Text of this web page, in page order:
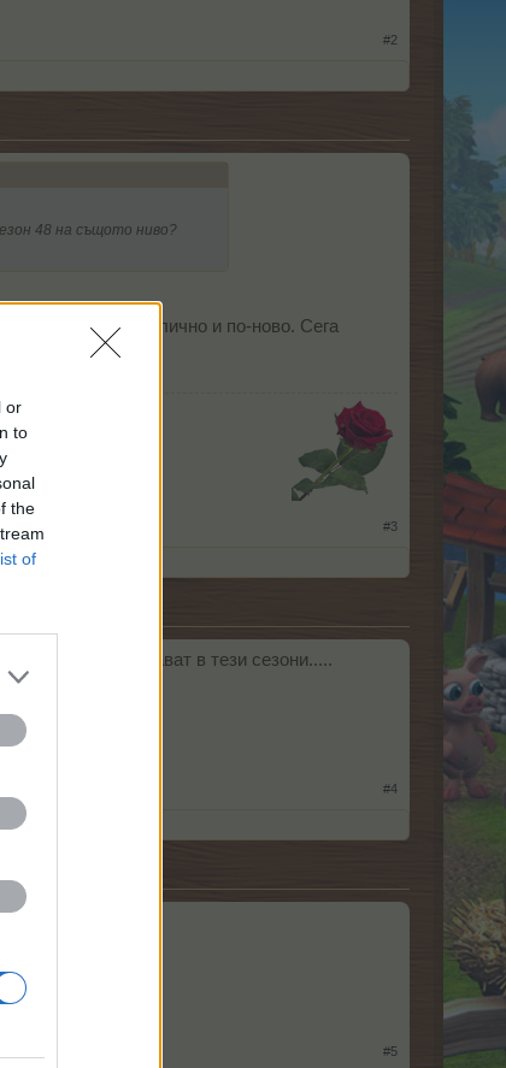
or
to
the
of
#2
48 на същото ниво?
с нещо различно и по-ново. Сега
#3
награди се дават в тези сезони.....
#4
#5